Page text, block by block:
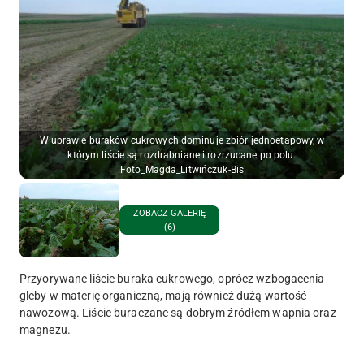
W uprawie buraków cukrowych dominuje zbiór jednoetapowy, w
którym liście są rozdrabniane i rozrzucane po polu.
Foto_Magda_Litwińczuk-Bis
ZOBACZ GALERIĘ
(6)
Przyorywane liście buraka cukrowego, oprócz wzbogacenia
gleby w materię organiczną, mają również dużą wartość
nawozową. Liście buraczane są dobrym źródłem wapnia oraz
magnezu.